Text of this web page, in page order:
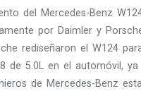
del Mercedes-Benz
por Daimler y
rediseñaron el W124
de 5.0L en el automóvil,
de Mercedes-Benz